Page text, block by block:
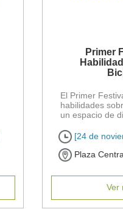
Primer
El Primer
habilidades
un espacio de
[24 de
Plaza
Ver